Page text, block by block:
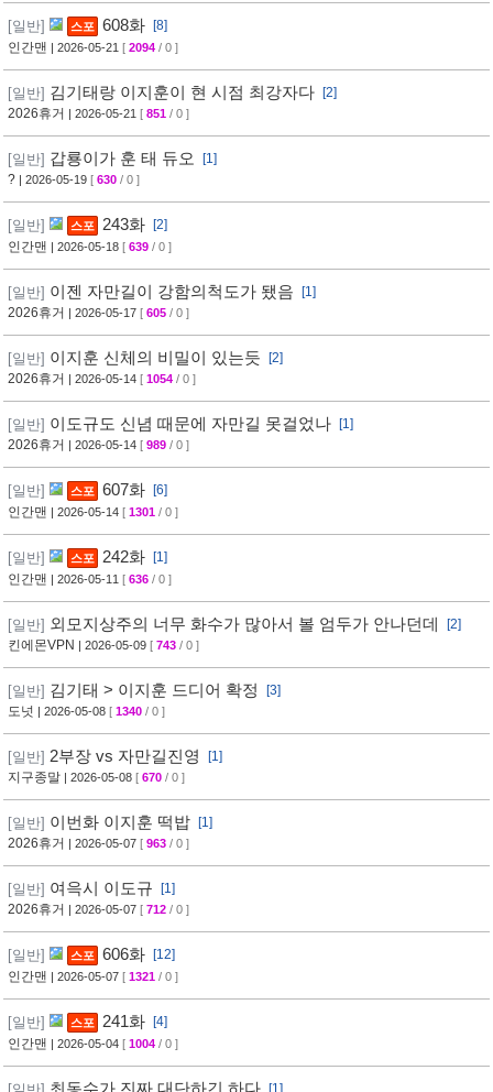
[일반] 스포 608화
[8]
인간맨 | 2026-05-21 [ 2094 / 0 ]
[일반] 김기태랑 이지훈이 현 시점 최강자다
[2]
2026휴거
| 2026-05-21 [ 851 / 0 ]
[일반] 갑룡이가 훈 태 듀오
[1]
? | 2026-05-19 [ 630 / 0 ]
[일반] 스포 243화
[2]
인간맨 | 2026-05-18 [ 639 / 0 ]
[일반] 이젠 자만길이 강함의척도가 됐음
[1]
2026휴거
| 2026-05-17 [ 605 / 0 ]
[일반] 이지훈 신체의 비밀이 있는듯
[2]
2026휴거
| 2026-05-14 [ 1054 / 0 ]
[일반] 이도규도 신념 때문에 자만길 못걸었나
[1]
2026휴거
| 2026-05-14 [ 989 / 0 ]
[일반] 스포 607화
[6]
인간맨 | 2026-05-14 [ 1301 / 0 ]
[일반] 스포 242화
[1]
인간맨 | 2026-05-11 [ 636 / 0 ]
[일반] 외모지상주의 너무 화수가 많아서 볼 엄두가 안나던데
[2]
킨에몬VPN
| 2026-05-09 [ 743 / 0 ]
[일반] 김기태 > 이지훈 드디어 확정
[3]
도넛 | 2026-05-08 [ 1340 / 0 ]
[일반] 2부장 vs 자만길진영
[1]
지구종말 | 2026-05-08 [ 670 / 0 ]
[일반] 이번화 이지훈 떡밥
[1]
2026휴거
| 2026-05-07 [ 963 / 0 ]
[일반] 여윽시 이도규
[1]
2026휴거
| 2026-05-07 [ 712 / 0 ]
[일반] 스포 606화
[12]
인간맨 | 2026-05-07 [ 1321 / 0 ]
[일반] 스포 241화
[4]
인간맨 | 2026-05-04 [ 1004 / 0 ]